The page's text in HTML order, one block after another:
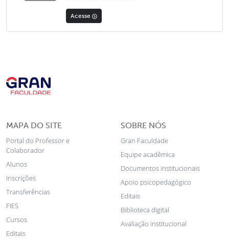
Acesse
MAPA DO SITE
Portal do Professor e
Colaborador
Alunos
Inscrições
Transferências
FIES
Cursos
Editais
SOBRE NÓS
Gran Faculdade
Equipe acadêmica
Documentos institucionais
Apoio psicopedagógico
Editais
Biblioteca digital
Avaliação institucional